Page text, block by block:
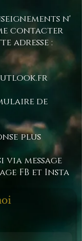
poste ou
donc
services.
n'
contacter
adresse :
de
plus
via message
FB et Insta